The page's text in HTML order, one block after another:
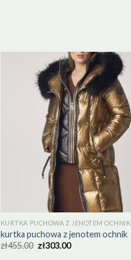
KURTKA PUCHOWA Z JENOTEM OCHNIK
kurtka puchowa z jenotem ochnik
zł455.00 zł303.00